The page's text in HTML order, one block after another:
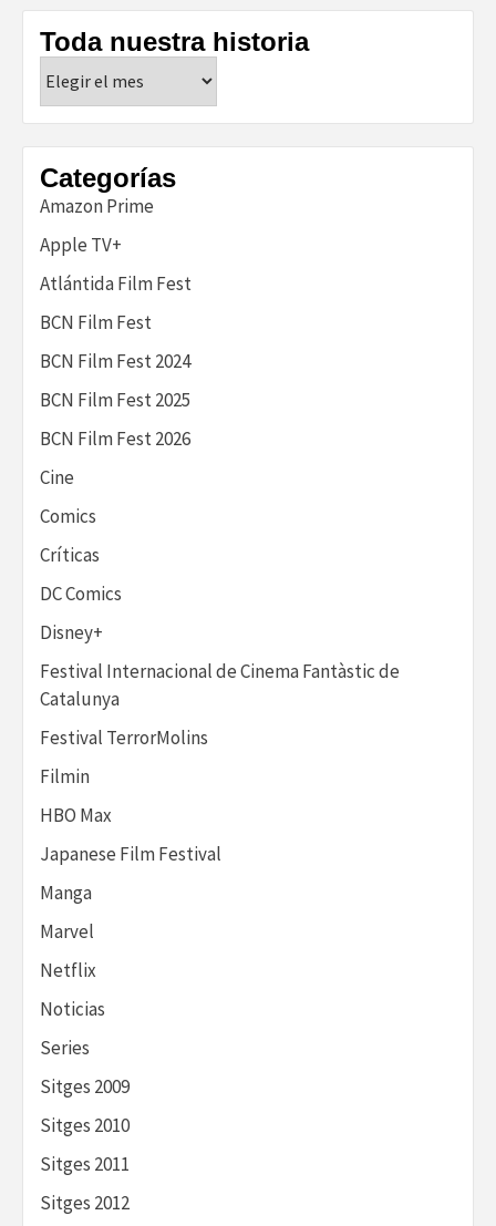
Toda nuestra historia
nuestra
historia
Categorías
Amazon Prime
Apple TV+
Atlántida Film Fest
BCN Film Fest
BCN Film Fest 2024
BCN Film Fest 2025
BCN Film Fest 2026
Cine
Comics
Críticas
DC Comics
Disney+
Festival Internacional de Cinema Fantàstic de
Catalunya
Festival TerrorMolins
Filmin
HBO Max
Japanese Film Festival
Manga
Marvel
Netflix
Noticias
Series
Sitges 2009
Sitges 2010
Sitges 2011
Sitges 2012